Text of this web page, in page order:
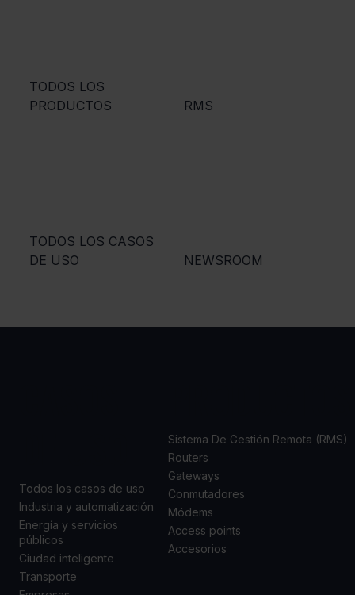
TODOS LOS
PRODUCTOS
RMS
TODOS LOS CASOS
DE USO
NEWSROOM
Todos los casos de uso
Industria y automatización
Energía y servicios
públicos
Ciudad inteligente
Transporte
Sistema De Gestión Remota (RMS)
Routers
Gateways
Conmutadores
Módems
Access points
Accesorios